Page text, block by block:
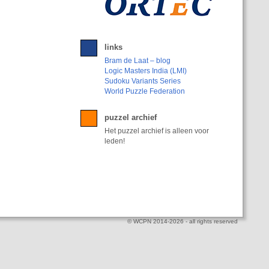
links
Bram de Laat – blog
Logic Masters India (LMI)
Sudoku Variants Series
World Puzzle Federation
puzzel archief
Het puzzel archief is alleen voor
leden!
© WCPN 2014-2026 - all rights reserved